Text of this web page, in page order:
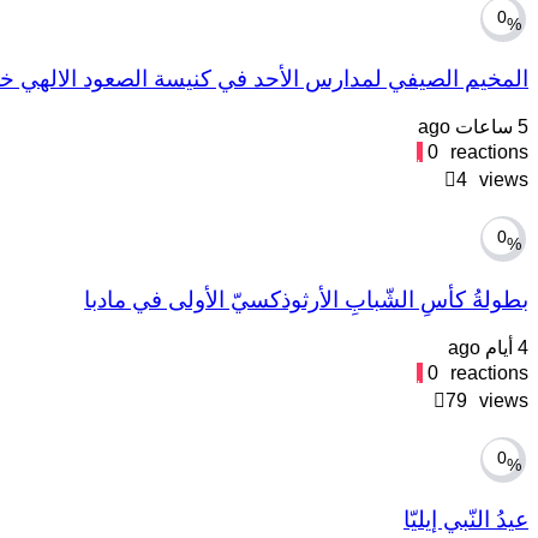
0%
المخيم الصيفي لمدارس الأحد في كنيسة الصعود الالهي
5 ساعات ago
0
reactions
4 views
0%
بطولةُ كأسِ الشّبابِ الأرثوذكسيّ الأولى في مادبا
4 أيام ago
0
reactions
79 views
0%
عيدُ النّبي إيليّا